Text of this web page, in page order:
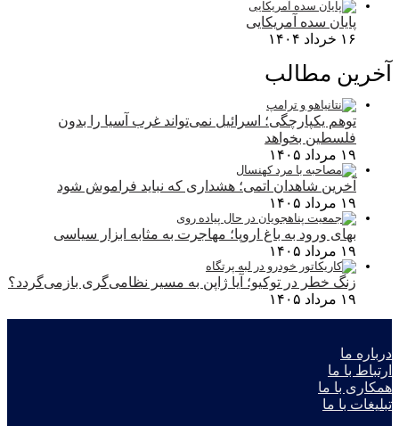
پایان سده آمریکایی
۱۶ خرداد ۱۴۰۴
آخرین مطالب
توهم یکپارچگی؛ اسرائیل نمی‌تواند غرب آسیا را بدون
فلسطین بخواهد
۱۹ مرداد ۱۴۰۵
آخرین شاهدان اتمی؛ هشداری که نباید فراموش شود
۱۹ مرداد ۱۴۰۵
بهای ورود به باغ اروپا؛ مهاجرت به مثابه ابزار سیاسی
۱۹ مرداد ۱۴۰۵
زنگ خطر در توکیو؛ آیا ژاپن به مسیر نظامی‌گری بازمی‌گردد؟
۱۹ مرداد ۱۴۰۵
درباره ما
ارتباط با ما
همکاری با ما
تبلیغات با ما